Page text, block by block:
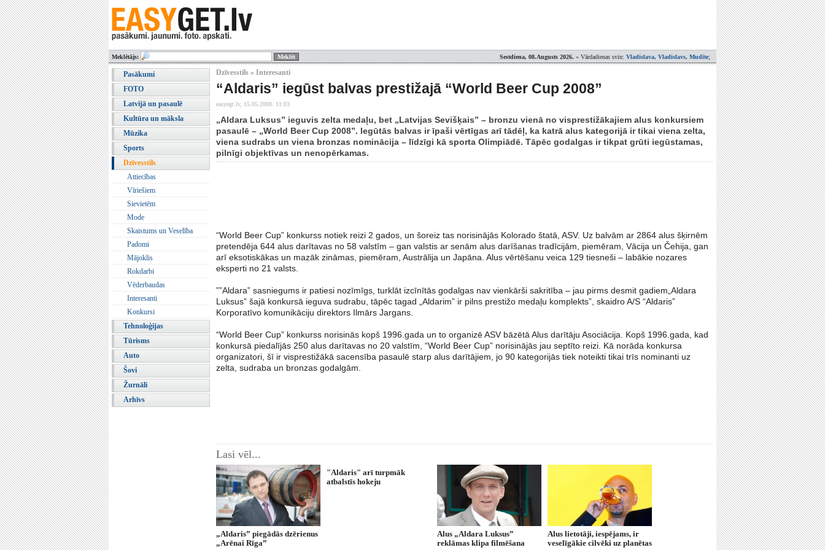
Sestdiena, 08.Augusts 2026. » Vārdadienas svin: Vladislava, Vladislavs, Mudīte;
Meklētājs:
Pasākumi
FOTO
Latvijā un pasaulē
Kultūra un māksla
Mūzika
Sports
Dzīvesstils
Attiecības
Vīriešiem
Sievietēm
Mode
Skaistums un Veselība
Padomi
Mājoklis
Rokdarbi
Vēderbaudas
Interesanti
Konkursi
Tehnoloģijas
Tūrisms
Auto
Šovi
Žurnāli
Arhīvs
Dzīvesstils » Interesanti
“Aldaris” iegūst balvas prestižajā “World Beer Cup 2008”
easyegt.lv, 15.05.2008. 11:03
„Aldara Luksus” ieguvis zelta medaļu, bet „Latvijas Sevišķais” – bronzu vienā no visprestižākajiem alus konkursiem
pasaulē – „World Beer Cup 2008”. Iegūtās balvas ir īpaši vērtīgas arī tādēļ, ka katrā alus kategorijā ir tikai viena zelta,
viena sudrabs un viena bronzas nominācija – līdzīgi kā sporta Olimpiādē. Tāpēc godalgas ir tikpat grūti iegūstamas,
pilnīgi objektīvas un nenopērkamas.
“World Beer Cup” konkurss notiek reizi 2 gados, un šoreiz tas norisinājās Kolorado štatā, ASV. Uz balvām ar 2864 alus šķirnēm
pretendēja 644 alus darītavas no 58 valstīm – gan valstis ar senām alus darīšanas tradīcijām, piemēram, Vācija un Čehija, gan
arī eksotiskākas un mazāk zināmas, piemēram, Austrālija un Japāna. Alus vērtēšanu veica 129 tiesneši – labākie nozares
eksperti no 21 valsts.
””Aldara” sasniegums ir patiesi nozīmīgs, turklāt izcīnītās godalgas nav vienkārši sakritība – jau pirms desmit gadiem„Aldara
Luksus” šajā konkursā ieguva sudrabu, tāpēc tagad „Aldarim” ir pilns prestižo medaļu komplekts”, skaidro A/S “Aldaris”
Korporatīvo komunikāciju direktors Ilmārs Jargans.
“World Beer Cup” konkurss norisinās kopš 1996.gada un to organizē ASV bāzētā Alus darītāju Asociācija. Kopš 1996.gada, kad
konkursā piedalījās 250 alus darītavas no 20 valstīm, “World Beer Cup” norisinājās jau septīto reizi. Kā norāda konkursa
organizatori, šī ir visprestižākā sacensība pasaulē starp alus darītājiem, jo 90 kategorijās tiek noteikti tikai trīs nominanti uz
zelta, sudraba un bronzas godalgām.
Lasi vēl...
„Aldaris” piegādās dzērienus
„Arēnai Rīga”
"Aldaris" arī turpmāk
atbalstīs hokeju
Alus „Aldara Luksus”
reklāmas klipa filmēšana
Alus lietotāji, iespējams, ir
veselīgākie cilvēki uz planētas